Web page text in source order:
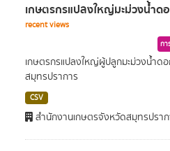
เกษตรกรแปลงใหญ่มะม่วงน้ำด
recent views
กา
เกษตรกรแปลงใหญ่ผู้ปลูกมะม่วงน้ำด
สมุทรปราการ
CSV
สำนักงานเกษตรจังหวัดสมุทรปรา